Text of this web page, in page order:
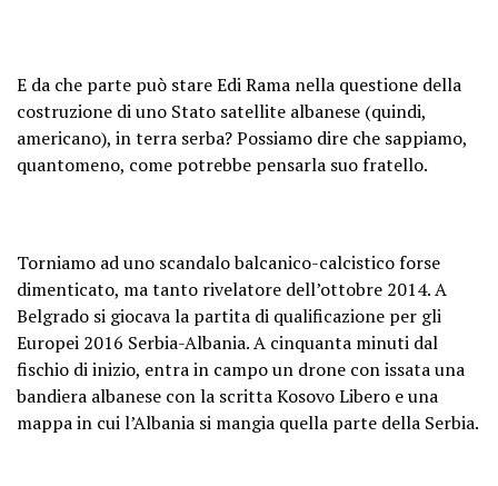
E da che parte può stare Edi Rama nella questione della
costruzione di uno Stato satellite albanese (quindi,
americano), in terra serba? Possiamo dire che sappiamo,
quantomeno, come potrebbe pensarla suo fratello.
Torniamo ad uno scandalo balcanico-calcistico forse
dimenticato, ma tanto rivelatore dell’ottobre 2014. A
Belgrado si giocava la partita di qualificazione per gli
Europei 2016 Serbia-Albania. A cinquanta minuti dal
fischio di inizio, entra in campo un drone con issata una
bandiera albanese con la scritta Kosovo Libero e una
mappa in cui l’Albania si mangia quella parte della Serbia.